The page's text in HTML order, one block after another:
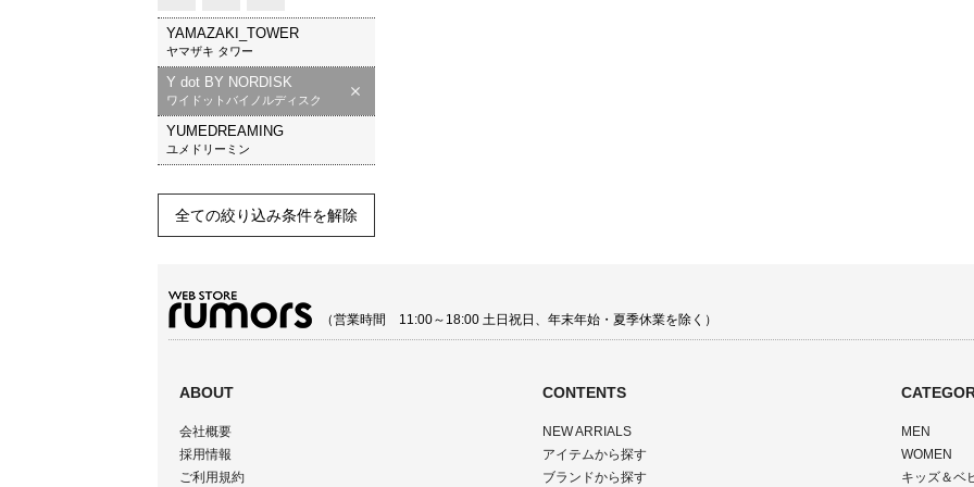
YAMAZAKI_TOWER
ヤマザキ タワー
Y dot BY NORDISK
ワイドットバイノルディスク
YUMEDREAMING
ユメドリーミン
全ての絞り込み条件を解除
（営業時間 11:00～18:00 土日祝日、年末年始・夏季休業を除く）
ABOUT
会社概要
採用情報
ご利用規約
CONTENTS
NEW ARRIALS
アイテムから探す
ブランドから探す
MEN
WOMEN
キッズ＆ベ